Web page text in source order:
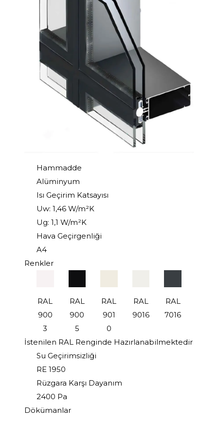
Hammadde
Alüminyum
Isı Geçirim Katsayısı
Uw: 1,46 W/m²K
Ug: 1,1 W/m²K
Hava Geçirgenliği
A4
Renkler
RAL
900
3
RAL
900
5
RAL
901
0
RAL
9016
RAL
7016
İstenilen RAL Renginde Hazırlanabilmektedir
Su Geçirimsizliği
RE 1950
Rüzgara Karşı Dayanım
2400 Pa
Dökümanlar